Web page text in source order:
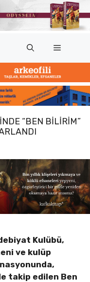
Menü
“BEN BILIRIM”
Kulübü,
ve kulüp
takip edilen Ben